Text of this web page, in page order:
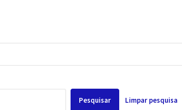
Pesquisar Limpar pesquisa